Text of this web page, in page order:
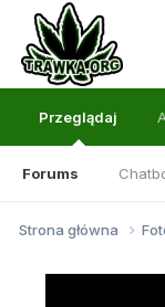
Przeglądaj
Forums
Strona główna